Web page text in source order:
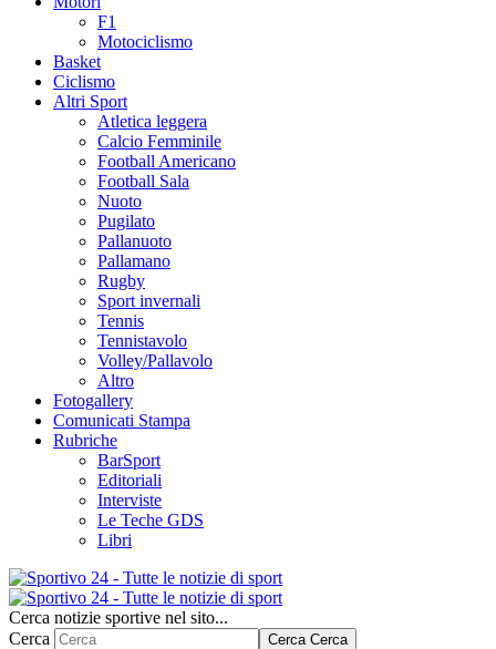
F1
Motociclismo
Basket
Ciclismo
Altri Sport
Atletica leggera
Calcio Femminile
Football Americano
Football Sala
Nuoto
Pugilato
Pallanuoto
Pallamano
Rugby
Sport invernali
Tennis
Tennistavolo
Volley/Pallavolo
Altro
Fotogallery
Comunicati Stampa
Rubriche
BarSport
Editoriali
Interviste
Le Teche GDS
Libri
Cerca notizie sportive nel sito...
Cerca
Cerca Cerca